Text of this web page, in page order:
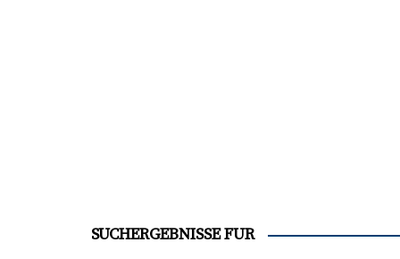
SUCHERGEBNISSE FÜR